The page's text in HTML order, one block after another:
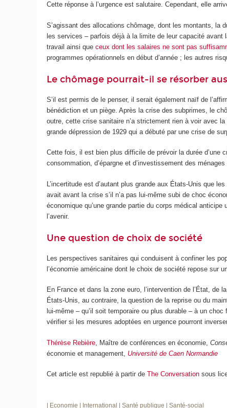
Cette réponse à l’urgence est salutaire. Cependant, elle
S’agissant des allocations chômage, dont les montants, la
les services – parfois déjà à la limite de leur capacité
travail ainsi queceux dont les salaires ne sont pas
programmes opérationnels en début d’année ; les autres
Le chômage pourrait-il se résorber
S’il est permis de le penser, il serait également naïf de
bénédiction et un piège. Après la crise des subprimes, le
outre, cette crise sanitaire n’a strictement rien à voir avec
grande dépression de 1929 qui a débuté par une crise de
Cette fois, il est bien plus difficile de prévoir la durée d’une
consommation, d’épargne et d’investissement des
L’incertitude est d’autant plus grande aux États-Unis que
avait avant la crise s’il n’a pas lui-même subi de choc
économique qu’une grande partie du corps médical
l’avenir.
Une question de choix de société
Les perspectives sanitaires qui conduisent à confiner les
l’économie américaine dont le choix de société repose sur
En France et dans la zone euro, l’intervention de l’État,
États-Unis, au contraire, la question de la reprise ou du
lui-même – qu’il soit temporaire ou plus durable – à un
vérifier si les mesures adoptées en urgence pourront
Thérèse Rebière , Maître de conférences en économie,
économie et management, Université de Caen Normandie
Cet article est republié à partir deThe Conversation sous
| Economie | International | Santé publique | Santé-social